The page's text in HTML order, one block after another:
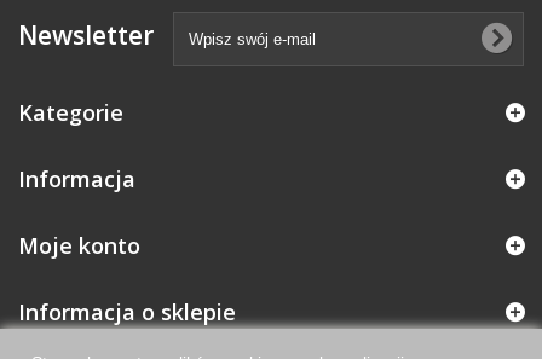
Newsletter
Kategorie
Informacja
Moje konto
Informacja o sklepie